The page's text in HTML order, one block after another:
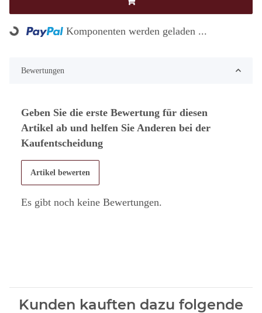
Loading... Komponenten werden geladen ...
Bewertungen
Geben Sie die erste Bewertung für diesen
Artikel ab und helfen Sie Anderen bei der
Kaufentscheidung
Artikel bewerten
Es gibt noch keine Bewertungen.
Kunden kauften dazu folgende